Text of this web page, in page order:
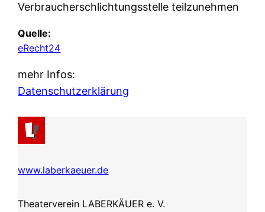
Verbraucherschlichtungsstelle teilzunehmen
Quelle:
eRecht24
mehr Infos:
Datenschutzerklärung
www.laberkaeuer.de
Theaterverein LABERKÄUER e. V.